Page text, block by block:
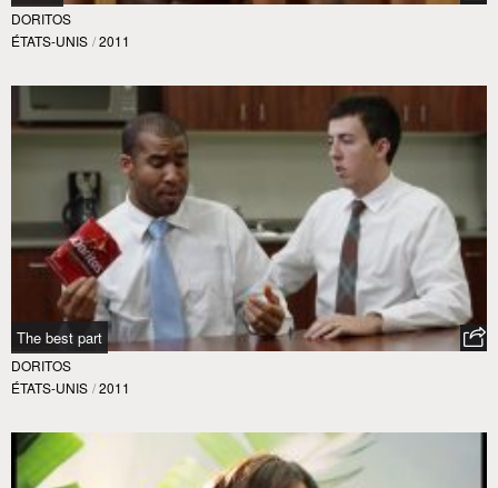
DORITOS
ÉTATS-UNIS / 2011
The best part
DORITOS
ÉTATS-UNIS / 2011